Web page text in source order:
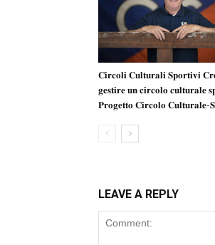
𝐂𝐢𝐫𝐜𝐨𝐥𝐢 𝐂𝐮𝐥𝐭𝐮𝐫𝐚𝐥𝐢 𝐒𝐩𝐨𝐫𝐭𝐢𝐯𝐢
𝐠𝐞𝐬𝐭𝐢𝐫𝐞 𝐮𝐧 𝐜𝐢𝐫𝐜𝐨𝐥𝐨 𝐜𝐮𝐥𝐭𝐮𝐫𝐚𝐥𝐞
𝐏𝐫𝐨𝐠𝐞𝐭𝐭𝐨 𝐂𝐢𝐫𝐜𝐨𝐥𝐨 𝐂𝐮𝐥𝐭𝐮𝐫𝐚𝐥𝐞-
LEAVE A REPLY